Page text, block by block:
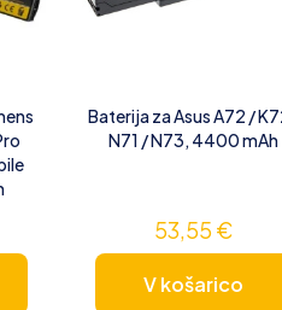
Baterija za Asus A72 /
N71 / N73, 4400 mAh
53,55 €
V košarico